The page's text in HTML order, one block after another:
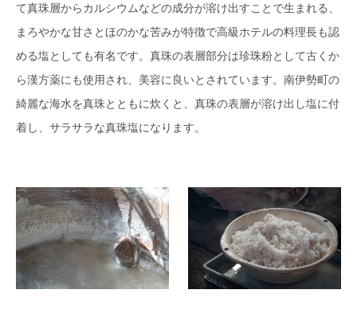
て真珠層からカルシウムなどの成分が溶け出すことで生まれる、
まろやかな甘さとほのかな苦みが特徴で高級ホテルの料理長も認
める塩としても有名です。真珠の表層部分は珍珠粉として古くか
ら漢方薬にも使用され、美容に良いとされています。南伊勢町の
綺麗な海水を真珠とともに炊くと、真珠の表層が溶け出し塩に付
着し、サラサラな真珠塩になります。